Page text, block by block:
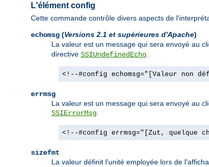
L'élément config
Cette commande contrôle divers aspects de
echomsg (Versions 2.1 et supérieures d'Apache)
La valeur est un message qui sera envoyé au
directive SSIUndefinedEcho
<!--#config echomsg="[Valeur non
errmsg
La valeur est un message qui sera envoyé au
SSIErrorMsg
<!--#config errmsg="[Zut, quelque
sizefmt
La valeur définit l'unité employée lors de